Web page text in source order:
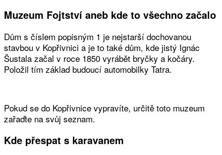
Muzeum Fojtství aneb kde to všechno začalo
Dům s číslem popisným 1 je nejstarší dochovanou
stavbou v Kopřivnici a je to také dům, kde jistý Ignác
Šustala začal v roce 1850 vyrábět bryčky a kočáry.
Položil tím základ budoucí automobilky Tatra.
Pokud se do Kopřivnice vypravíte, určitě toto muzeum
zařaďte na svůj seznam.
Kde přespat s karavanem